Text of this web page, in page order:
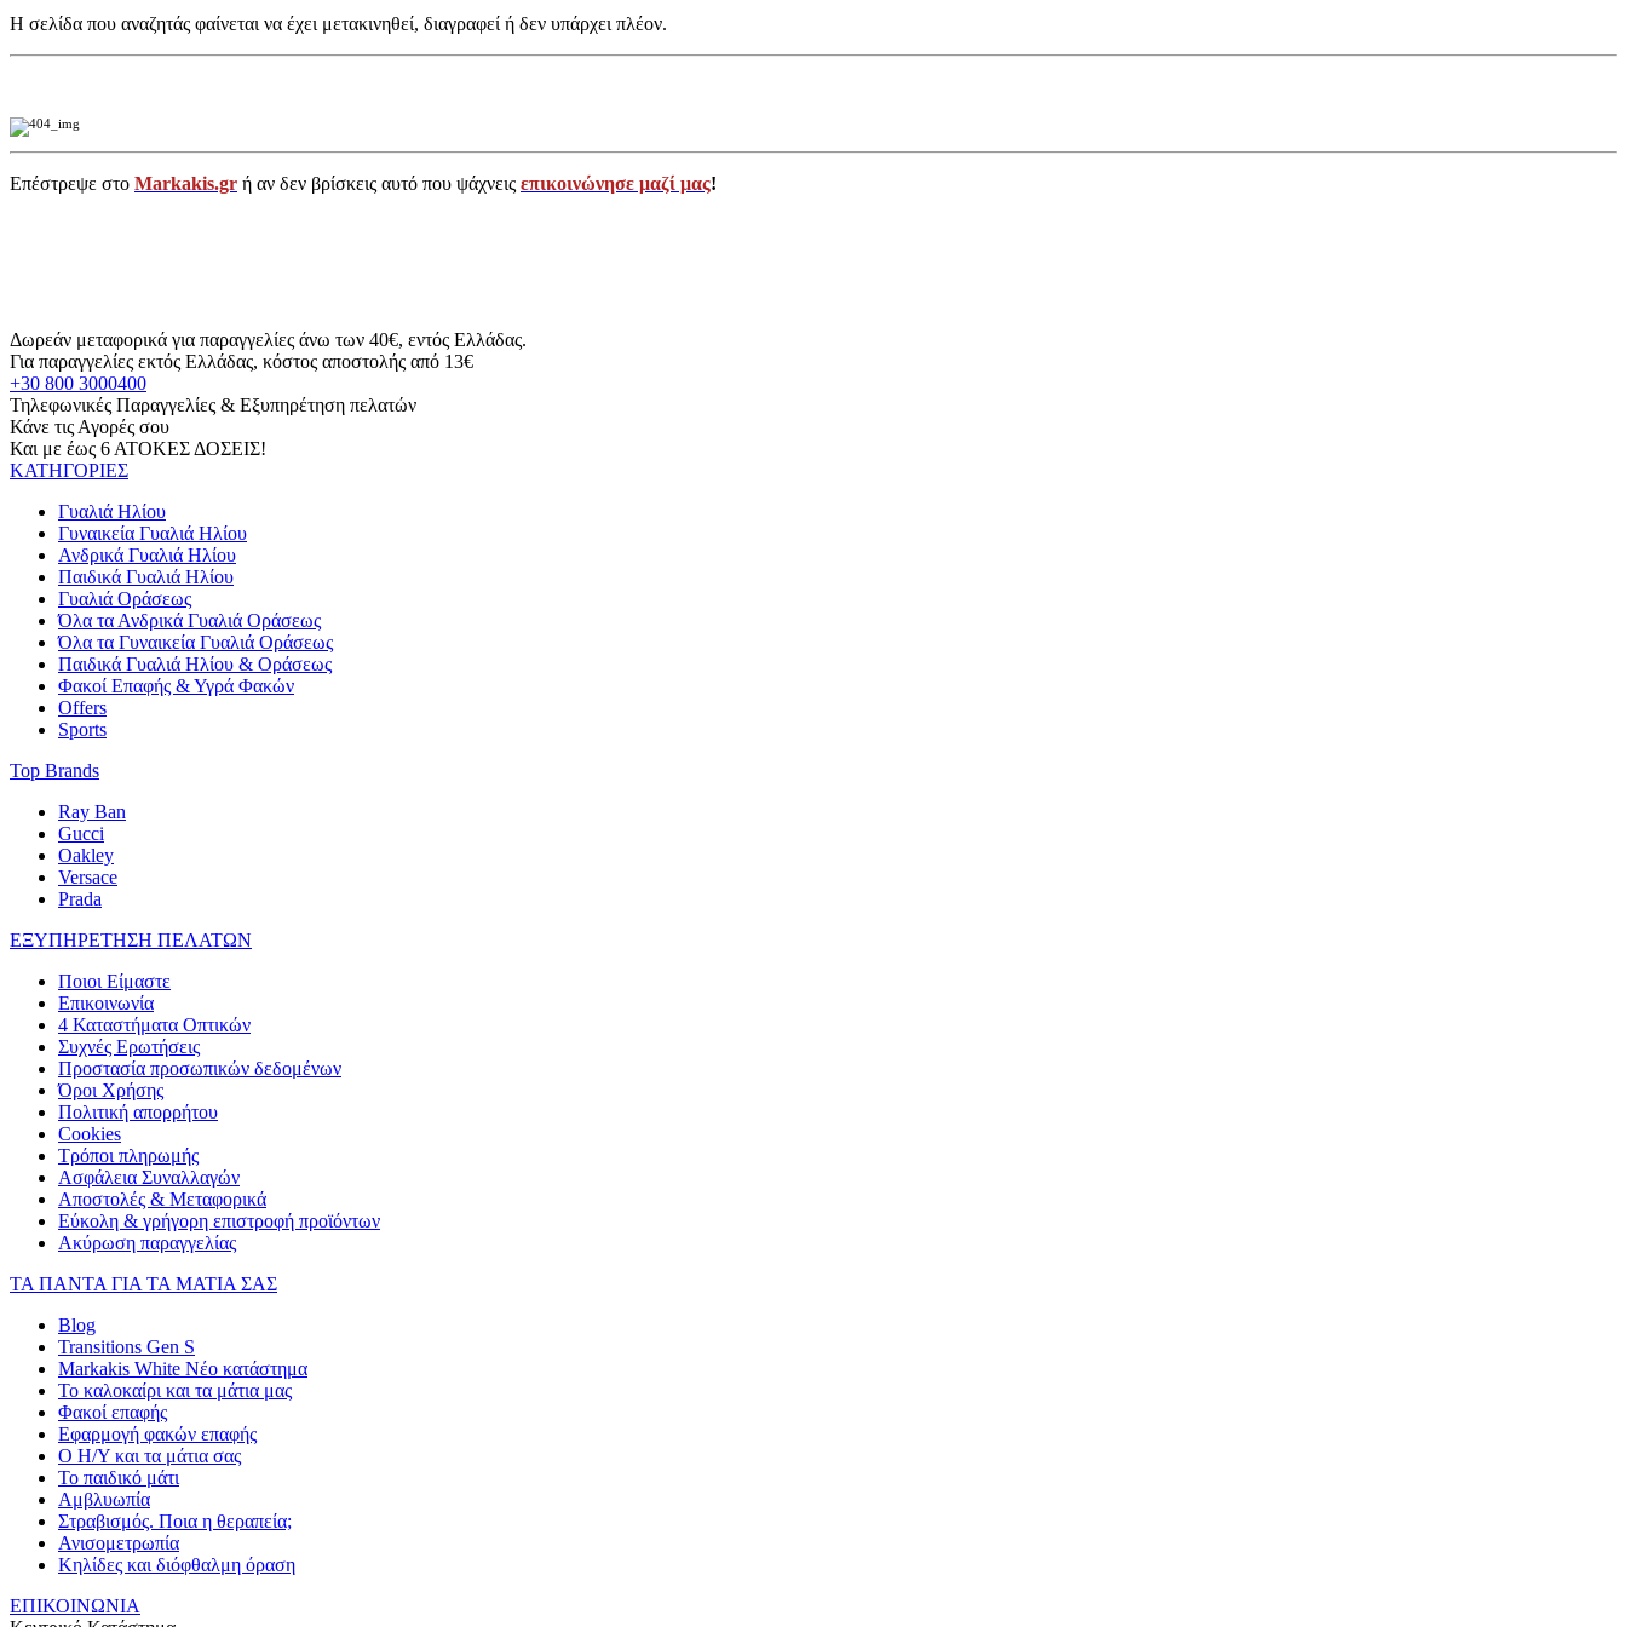
Η σελίδα που αναζητάς φαίνεται να έχει μετακινηθεί, διαγραφεί ή δεν υπάρχει πλέον.
Επέστρεψε στο Markakis.gr ή αν δεν βρίσκεις αυτό που ψάχνεις επικοινώνησε μαζί μας!
Δωρεάν μεταφορικά για παραγγελίες άνω των 40€, εντός Ελλάδας.
Για παραγγελίες εκτός Ελλάδας, κόστος αποστολής από 13€
+30 800 3000400
Τηλεφωνικές Παραγγελίες & Εξυπηρέτηση πελατών
Κάνε τις Αγορές σου
Και με έως 6 ΑΤΟΚΕΣ ΔΟΣΕΙΣ!
ΚΑΤΗΓΟΡΙΕΣ
Γυαλιά Ηλίου
Γυναικεία Γυαλιά Ηλίου
Ανδρικά Γυαλιά Ηλίου
Παιδικά Γυαλιά Ηλίου
Γυαλιά Οράσεως
Όλα τα Ανδρικά Γυαλιά Οράσεως
Όλα τα Γυναικεία Γυαλιά Οράσεως
Παιδικά Γυαλιά Ηλίου & Οράσεως
Φακοί Επαφής & Υγρά Φακών
Offers
Sports
Top Brands
Ray Ban
Gucci
Oakley
Versace
Prada
ΕΞΥΠΗΡΕΤΗΣΗ ΠΕΛΑΤΩΝ
Ποιοι Είμαστε
Επικοινωνία
4 Καταστήματα Οπτικών
Συχνές Ερωτήσεις
Προστασία προσωπικών δεδομένων
Όροι Χρήσης
Πολιτική απορρήτου
Cookies
Τρόποι πληρωμής
Ασφάλεια Συναλλαγών
Αποστολές & Μεταφορικά
Εύκολη & γρήγορη επιστροφή προϊόντων
Ακύρωση παραγγελίας
ΤΑ ΠΑΝΤΑ ΓΙΑ ΤΑ ΜΑΤΙΑ ΣΑΣ
Blog
Transitions Gen S
Markakis White Νέο κατάστημα
Το καλοκαίρι και τα μάτια μας
Φακοί επαφής
Εφαρμογή φακών επαφής
Ο Η/Υ και τα μάτια σας
Το παιδικό μάτι
Αμβλυωπία
Στραβισμός. Ποια η θεραπεία;
Ανισομετρωπία
Κηλίδες και διόφθαλμη όραση
ΕΠΙΚΟΙΝΩΝΙΑ